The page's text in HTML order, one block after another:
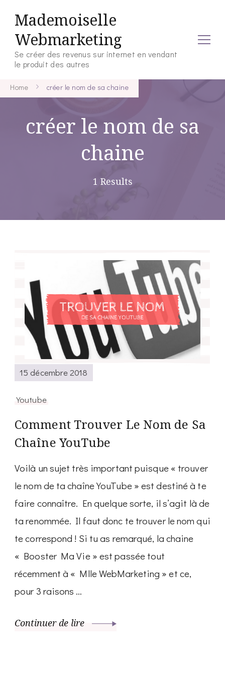
Mademoiselle
Webmarketing
Se créer des revenus sur internet en vendant
le produit des autres
Home créer le nom de sa chaine
créer le nom de sa
chaine
1 Results
15 décembre 2018
Youtube
Comment Trouver Le Nom de Sa
Chaîne YouTube
Voilà un sujet très important puisque « trouver
le nom de ta chaîne YouTube » est destiné à te
faire connaître. En quelque sorte, il s’agit là de
ta renommée. Il faut donc te trouver le nom qui
te correspond ! Si tu as remarqué, la chaine
« Booster Ma Vie » est passée tout
récemment à « Mlle WebMarketing » et ce,
pour 3 raisons …
Continuer de lire